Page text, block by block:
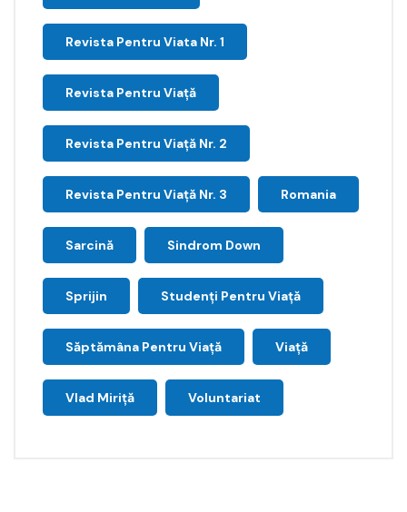
Revista Pentru Viata Nr. 1
Revista Pentru Viață
Revista Pentru Viață Nr. 2
Revista Pentru Viață Nr. 3 Romania
Sarcină Sindrom Down
Sprijin Studenți Pentru Viață
Săptămâna Pentru Viaţă Viață
Vlad Miriță Voluntariat